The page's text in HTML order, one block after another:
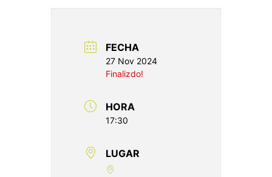
FECHA
27 Nov 2024
Finalizdo!
HORA
17:30
LUGAR